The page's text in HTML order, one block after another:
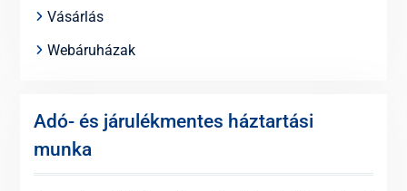
Vásárlás
Webáruházak
Adó- és járulékmentes háztartási
munka